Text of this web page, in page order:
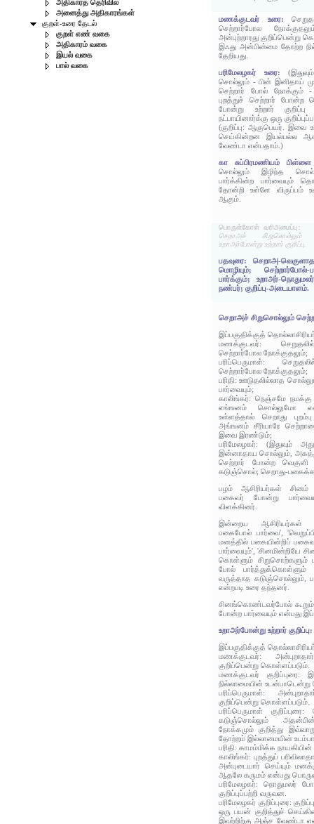
அதிகாரத் தெரிவில்
அனைத்து அதிகாரங்கள்
குறள்-உரை தேடல்
குறள் எண் வகை
அதிகாரம் வகை
இயல் வகை
பால் வகை
மணக்குடவர் உரை:
செற்றார்போல
அன்புற்றாரது குறிப்பென்று
இஃது அன்பின்மை தோற்ற
தேறியது.
பரிமேலழகர் உரை:
சொல்லும் - பின் இனிதாய்
செற்றார் போல் நோக்கும் -
புறத்துச் செற்றார் போன்ற
போன்று உற்றார்
நட்பாயினார்க்கு ஒரு
(குறிப்பு: ஆகுபெயர். இவை
செய்கின்றன இயல்பல்ல
வேண்டா என்பதாம்.)
கா சுப்பிரமணியம்
சொல்லும் இழிந்த
பார்க்கின்ற பார்வையும்
தோன்றி உள்ளே விருப்பம்
ஆகும்.
பொருள்கோள் வரிஅமைப்பு:
செறாஅச் சிறுசொல்லும்
உறாஅர்போன்று உற்றார் குறிப்பு.
பதவுரை: செறாஅ-
மொழியும்;
பார்க்கும்; உறாஅர்-
நண்பர்; குறிப்பு-அடையாளம்.
செறாஅச் சிறுசொல்லும்
இப்பகுதிக்குத்
மணக்குடவர்:
செற்றார்போல நோக்குதலும்;
பரிப்பெருமாள்:
செற்றார்போல நோக்குதலும்;
பரிதி: ஊடுதலில்லாத
பார்வையும்;
காலிங்கர்: நெஞ்சமே
எங்ஙனம் சொல்லுமோ
உள்ளத்தால் செறாது
அங்ஙனம் சீரியாரே
இவை இரண்டும்;
பரிமேலழகர்: (இதுவும்
இன்னாதாய சொல்லும்,
செற்றார் போன்ற
கடுஞ்சொல்; செறாது-
பழம் ஆசிரியர்கள்
பகைவர் போன்று
விளக்கினர்.
இன்றைய ஆசிரியர்கள்
பகைபோல் பார்வை',
மனத்தில் பகையின்றிப்
பார்வையும்', 'சினமின்றியே
கொள்ளும் சிறுசொற்களும்
போல் பார்த்துக்கொள்ளும்
வருத்தாத கடுஞ்சொல்லும்,
என்றபடி உரை தந்தனர்.
சினங்கொண்டவர்போல் கூறும்
போன்ற பார்வையும் என்பது
உறாஅர்போன்று உற்றார் குறிப்பு:
இப்பகுதிக்குத்
மணக்குடவர்:
குறிப்பென்று கொள்ளப்படும்.
மணக்குடவர்
நில்லாமையின் உடன்பாடென்று
பரிப்பெருமாள்:
குறிப்பென்று கொள்ளப்படும்.
பரிப்பெருமாள்
கடுஞ்சொல்லும்
நோக்கமும் குறித்து
தோற்றம் இல்லாமையின்
பரிதி: காமம்மிக்க
காலிங்கர்: புறத்துப்
அன்புடையார் செய்யும்
ஆதலே கருமம் என்பது
பரிமேலழகர்: நொதுமலர்
குறிப்புப்பற்றி வருவன.
பரிமேலழகர் குறிப்புரை:
ஒரு பயன் குறித்துச்
இவற்றிற்கு அஞ்ச வேண்டா